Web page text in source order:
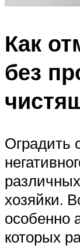
Как
без
Оградить
хозяйки.
особенно
которых